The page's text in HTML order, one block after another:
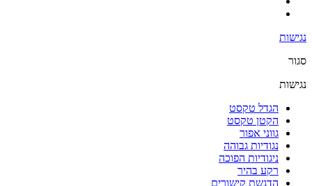
נגישות
סגור
נגישות
הגדל טקסט
הקטן טקסט
גווני אפור
נגודיות גבוהה
ניגודיות הפוכה
רקע בהיר
הדגשת קישורים